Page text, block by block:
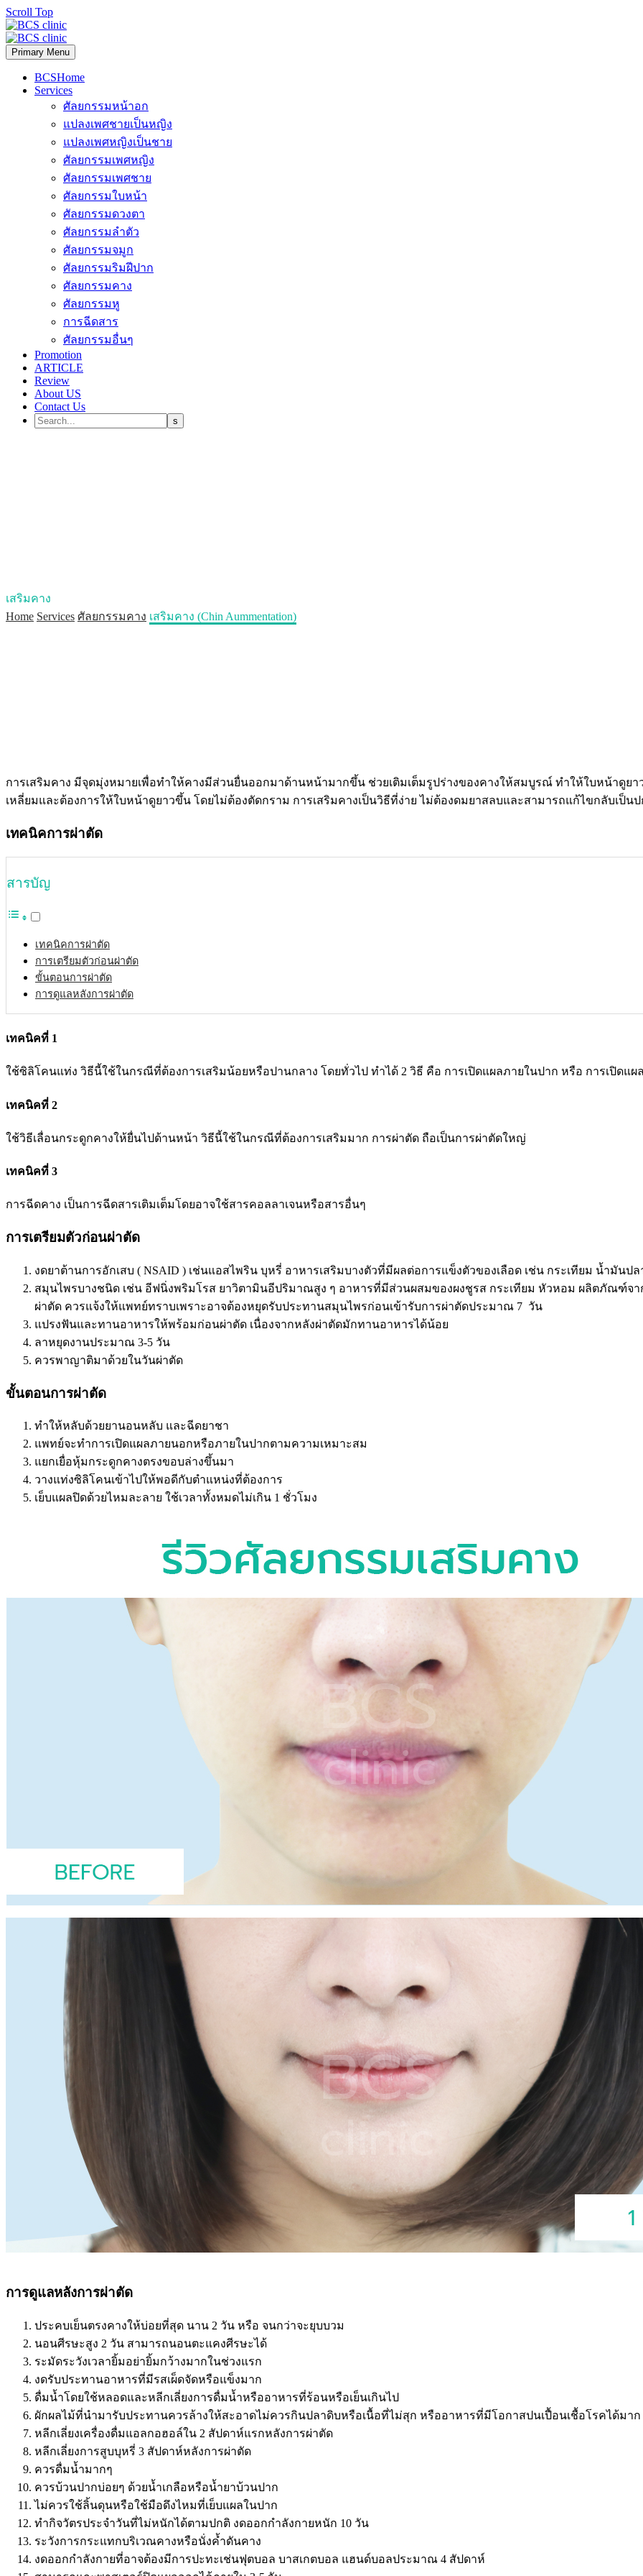
Scroll Top
Primary Menu
BCSHome
Services
ศัลยกรรมหน้าอก
แปลงเพศชายเป็นหญิง
แปลงเพศหญิงเป็นชาย
ศัลยกรรมเพศหญิง
ศัลยกรรมเพศชาย
ศัลยกรรมใบหน้า
ศัลยกรรมดวงตา
ศัลยกรรมลำตัว
ศัลยกรรมจมูก
ศัลยกรรมริมฝีปาก
ศัลยกรรมคาง
ศัลยกรรมหู
การฉีดสาร
ศัลยกรรมอื่นๆ
Promotion
ARTICLE
Review
About US
Contact Us
เสริมคาง
Home Services ศัลยกรรมคาง เสริมคาง (Chin Aummentation)
การเสริมคาง มีจุดมุ่งหมายเพื่อทำให้คางมีส่วนยื่นออกมาด้านหน้ามากขึ้น ช่วยเติมเต็มรูปร่างของคางให้สมบูรณ์ ทำให้ใบหน้าดูย
เหลี่ยมและต้องการให้ใบหน้าดูยาวขึ้น โดยไม่ต้องตัดกราม การเสริมคางเป็นวิธีที่ง่าย ไม่ต้องดมยาสลบและสามารถแก้ไขกลับเป็น
เทคนิคการผ่าตัด
สารบัญ
เทคนิคการผ่าตัด
การเตรียมตัวก่อนผ่าตัด
ขั้นตอนการผ่าตัด
การดูแลหลังการผ่าตัด
เทคนิคที่ 1
ใช้ซิลิโคนแท่ง วิธีนี้ใช้ในกรณีที่ต้องการเสริมน้อยหรือปานกลาง โดยทั่วไป ทำได้ 2 วิธี คือ การเปิดแผลภายในปาก หรือ การเปิดแ
เทคนิคที่ 2
ใช้วิธีเลื่อนกระดูกคางให้ยื่นไปด้านหน้า วิธีนี้ใช้ในกรณีที่ต้องการเสริมมาก การผ่าตัด ถือเป็นการผ่าตัดใหญ่
เทคนิคที่ 3
การฉีดคาง เป็นการฉีดสารเติมเต็มโดยอาจใช้สารคอลลาเจนหรือสารอื่นๆ
การเตรียมตัวก่อนผ่าตัด
งดยาต้านการอักเสบ ( NSAID ) เช่นแอสไพริน บุหรี่ อาหารเสริมบางตัวที่มีผลต่อการแข็งตัวของเลือด เช่น กระเทียม น้ำมันป
สมุนไพรบางชนิด เช่น อีฟนิ่งพริมโรส ยาวิตามินอีปริมาณสูง ๆ อาหารที่มีส่วนผสมของผงชูรส กระเทียม หัวหอม ผลิตภัณฑ์จ
ผ่าตัด ควรแจ้งให้แพทย์ทราบเพราะอาจต้องหยุดรับประทานสมุนไพรก่อนเข้ารับการผ่าตัดประมาณ 7 วัน
แปรงฟันและทานอาหารให้พร้อมก่อนผ่าตัด เนื่องจากหลังผ่าตัดมักทานอาหารได้น้อย
ลาหยุดงานประมาณ 3-5 วัน
ควรพาญาติมาด้วยในวันผ่าตัด
ขั้นตอนการผ่าตัด
ทำให้หลับด้วยยานอนหลับ และฉีดยาชา
แพทย์จะทำการเปิดแผลภายนอกหรือภายในปากตามความเหมาะสม
แยกเยื่อหุ้มกระดูกคางตรงขอบล่างขึ้นมา
วางแท่งซิลิโคนเข้าไปให้พอดีกับตำแหน่งที่ต้องการ
เย็บแผลปิดด้วยไหมละลาย ใช้เวลาทั้งหมดไม่เกิน 1 ชั่วโมง
การดูแลหลังการผ่าตัด
ประคบเย็นตรงคางให้บ่อยที่สุด นาน 2 วัน หรือ จนกว่าจะยุบบวม
นอนศีรษะสูง 2 วัน สามารถนอนตะแคงศีรษะได้
ระมัดระวังเวลายิ้มอย่ายิ้มกว้างมากในช่วงแรก
งดรับประทานอาหารที่มีรสเผ็ดจัดหรือแข็งมาก
ดื่มน้ำโดยใช้หลอดและหลีกเลี่ยงการดื่มน้ำหรืออาหารที่ร้อนหรือเย็นเกินไป
ผักผลไม้ที่นำมารับประทานควรล้างให้สะอาดไม่ควรกินปลาดิบหรือเนื้อที่ไม่สุก หรืออาหารที่มีโอกาสปนเปื้อนเชื้อโรคได้มาก
หลีกเลี่ยงเครื่องดื่มแอลกอฮอล์ใน 2 สัปดาห์แรกหลังการผ่าตัด
หลีกเลี่ยงการสูบบุหรี่ 3 สัปดาห์หลังการผ่าตัด
ควรดื่มน้ำมากๆ
ควรบ้วนปากบ่อยๆ ด้วยน้ำเกลือหรือน้ำยาบ้วนปาก
ไม่ควรใช้ลิ้นดุนหรือใช้มือดึงไหมที่เย็บแผลในปาก
ทำกิจวัตรประจำวันที่ไม่หนักได้ตามปกติ งดออกกำลังกายหนัก 10 วัน
ระวังการกระแทกบริเวณคางหรือนั่งค้ำดันคาง
งดออกกำลังกายที่อาจต้องมีการปะทะเช่นฟุตบอล บาสเกตบอล แฮนด์บอลประมาณ 4 สัปดาห์